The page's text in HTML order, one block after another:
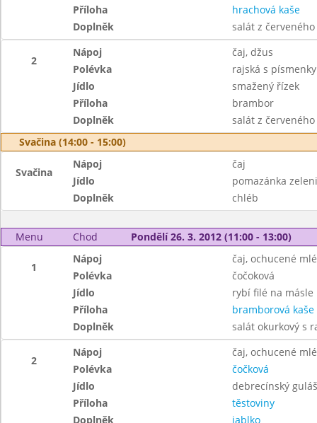
Příloha
hrachová kaše
Doplněk
salát z
2
Nápoj
čaj, džus
Polévka
rajská s písmenky
Jídlo
smažený řízek
Příloha
brambor
Doplněk
salát z
Svačina (14:00 - 15:00)
Svačina
Nápoj
čaj
Jídlo
pomazánka
Doplněk
chléb
Menu Chod Pondělí 26. 3. 2012 (11:00 - 13:00)
1
Nápoj
čaj, ochucené
Polévka
čočoková
Jídlo
rybí filé na másle
Příloha
bramborová kaše
Doplněk
salát okurkový s
2
Nápoj
čaj, ochucené
Polévka
čočková
Jídlo
debrecínský guláš
Příloha
těstoviny
Doplněk
jablko